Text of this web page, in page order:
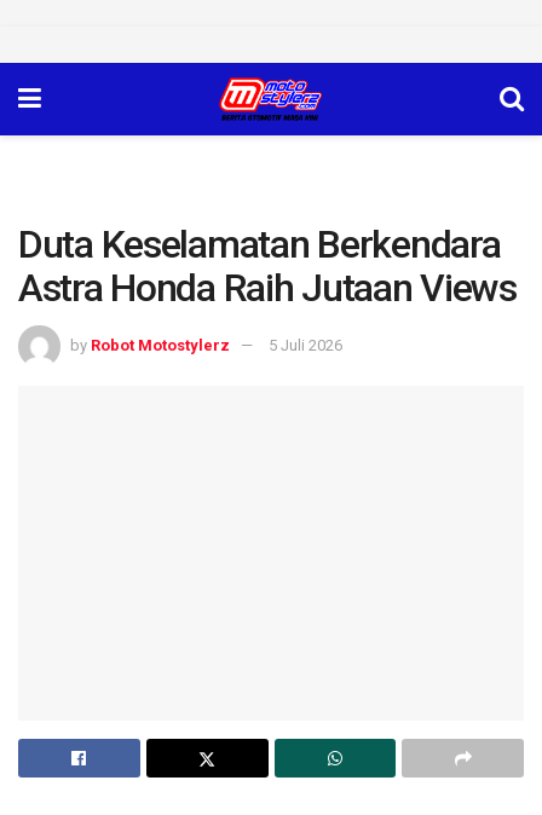
Duta Keselamatan Berkendara
Astra Honda Raih Jutaan Views
by Robot Motostylerz 5 Juli 2026